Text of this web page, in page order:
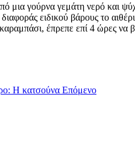
γούρνα γεμάτη νερό και
ειδικού βάρους το
έπρεπε επί 4 ώρες
Η κατσούνα Επόμενο